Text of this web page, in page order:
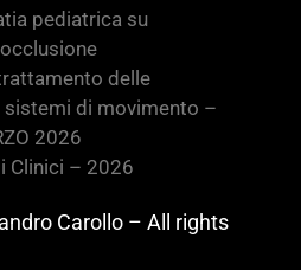
pediatrica su
delle
sistemi di movimento –
2026
Clinici – 2026
Carollo – All rights